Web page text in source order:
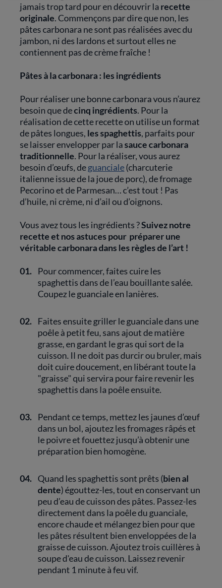
jamais trop tard pour en découvrir la recette
originale. Commençons par dire que non, les
pâtes carbonara ne sont pas réalisées avec du
jambon, ni des lardons et surtout elles ne
contiennent pas de crème fraîche !
Pâtes à la carbonara : les ingrédients
Pour réaliser une bonne carbonara vous n’aurez
besoin que decinq ingrédients. Pour la
réalisation de cette recette on utilise un format
de pâtes longues, les spaghettis, parfaits pour
se laisser envelopper par lasauce carbonara
traditionnelle. Pour la réaliser, vous aurez
besoin d’œufs, deguanciale(charcuterie
italienne issue de la joue de porc), de fromage
Pecorino et de Parmesan… c’est tout ! Pas
d’huile, ni crème, ni d’ail ou d’oignons.
Vous avez tous les ingrédients ?Suivez notre
recette et nos astuces pour préparer une
véritable carbonara dans les règles de l’art !
01. Pour commencer, faites cuire les
spaghettis dans de l’eau bouillante salée.
Coupez le guanciale en lanières.
02. Faites ensuite griller le guanciale dans une
poêle à petit feu, sans ajout de matière
grasse, en gardant le gras qui sort de la
cuisson. Il ne doit pas durcir ou bruler, mais
doit cuire doucement, en libérant toute la
"graisse" qui servira pour faire revenir les
spaghettis dans la poêle ensuite.
03. Pendant ce temps, mettez les jaunes d’œuf
dans un bol, ajoutez les fromages râpés et
le poivre et fouettez jusqu’à obtenir une
préparation bien homogène.
04. Quand les spaghettis sont prêts (bien al
dente) égouttez-les, tout en conservant un
peu d’eau de cuisson des pâtes. Passez-les
directement dans la poêle du guanciale,
encore chaude et mélangez bien pour que
les pâtes résultent bien enveloppées de la
graisse de cuisson. Ajoutez trois cuillères à
soupe d'eau de cuisson. Laissez revenir
pendant 1 minute à feu vif.